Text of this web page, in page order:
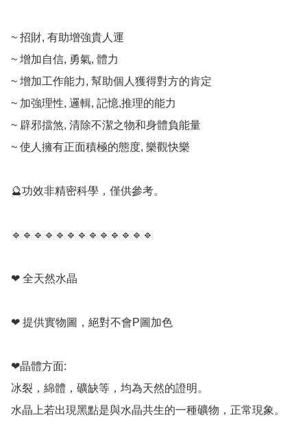
~ 招財, 有助增強貴人運
~ 增加自信, 勇氣, 體力
~ 增加工作能力, 幫助個人獲得對方的肯定
~ 加強理性, 邏輯, 記憶,推理的能力
~ 辟邪擋煞, 清除不潔之物和身體負能量
~ 使人擁有正面積極的態度, 樂觀快樂
🔮功效非精密科學，僅供參考。
🔹️🔹️🔹️🔹️🔹️🔹️🔹️🔹️🔹️🔹️🔹️🔹️🔹️
❤ 全天然水晶
❤ 提供實物圖，絕對不會P圖加色
❤晶體方面:
冰裂，綿體，礦缺等，均為天然的證明。
水晶上若出現黑點是與水晶共生的一種礦物，正常現象。